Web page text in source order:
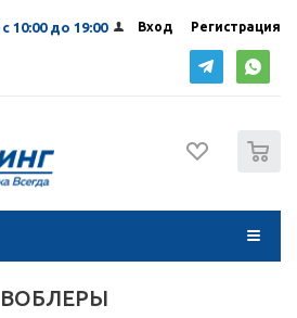
Вход Регистрация
с 10:00 до 19:00
ВОБЛЕРЫ